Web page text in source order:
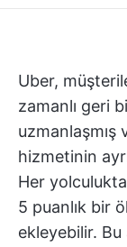
Uber,
zamanlı geri
hizmetinin
Her
5 puanlık bir
ekleyebilir.